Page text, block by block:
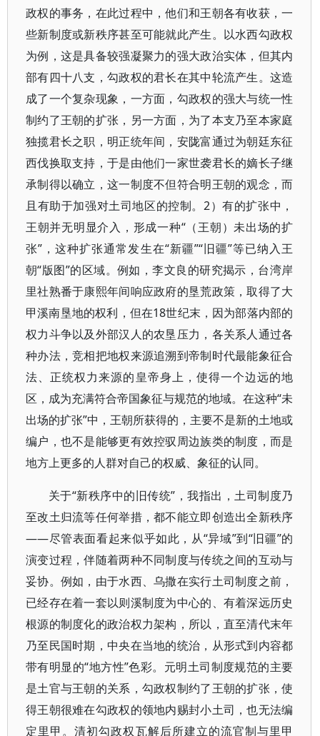
政权的事务，在此过程中，他们和王朝各有收获，一
些新制度或新秩序甚至可能就此产生。以水西勾政权
为例，这是具备较强凝聚力的强大政治实体，但其内
部有四十八支，勾政权的君长在其中轮流产生。这造
成了一个复杂现象，一方面，勾政权的强大与统一性
制约了王朝的扩张，另一方面，为了本支乃至本家庭
独揽君长之职，明正统年间，安陇富通过为朝廷东征
西伐换取支持，于是由他们一家世袭君长的嫡长子继
承制得以确立，这一制度不但符合明王朝的观念，而
且有助于加强对土司地区的控制。2）有的扩张中，
王朝并无明显介入，形成一种“（王朝）未出场的扩
张”，这种扩张通常发生在“新疆”“旧疆”等已纳入王
朝“版图”的区域。例如，李文良的研究揭示，台湾岸
里社熟番于康熙年间响应政府的垦荒政策，取得了大
甲溪南垦地的权利，但在18世纪末，因为部落内部的
权力斗争以及外部汉人的农垦压力，各关系人通过各
种办法，竞相把地权来源追溯到帝制时代最能象征合
法、正统权力来源的皇帝身上，使得一个边远的地
区，成为充满符合帝国象征与规范的地域。在这种“未
出场的扩张”中，王朝所获得的，主要不是新的土地或
编户，也不是能够更有效控驭周边族类的制度，而是
地方上更多的人群对自己的权威、象征的认同。
关于“新秩序中的旧传统”，我指出，土司制度乃
至改土归流等任何举措，都不能立即创造出全新秩序
——尽管表面看起来似乎如此，从“异域”到“旧疆”的
演变过程，伴随着两种不同制度与传统之间的互动与
妥协。例如，由于水西、乌撒在实行土司制度之前，
已经存在着一套以则溪制度为中心的、有着深远历史
根源的制度化的政治权力架构，所以，直至清代末年
乃至民国时期，中央在当地的统治，从形式到内容都
带有明显的“地方性”色彩。元明土司制度规范的主要
是土官与王朝的关系，勾政权制约了王朝的扩张，使
得王朝很难在勾政权的领地内赐封小土司，也无法编
定里甲。清初勾政权瓦解后所建立的流官制与里甲